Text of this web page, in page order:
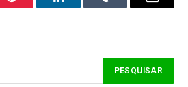
Pinterest LinkedInTumblr Email